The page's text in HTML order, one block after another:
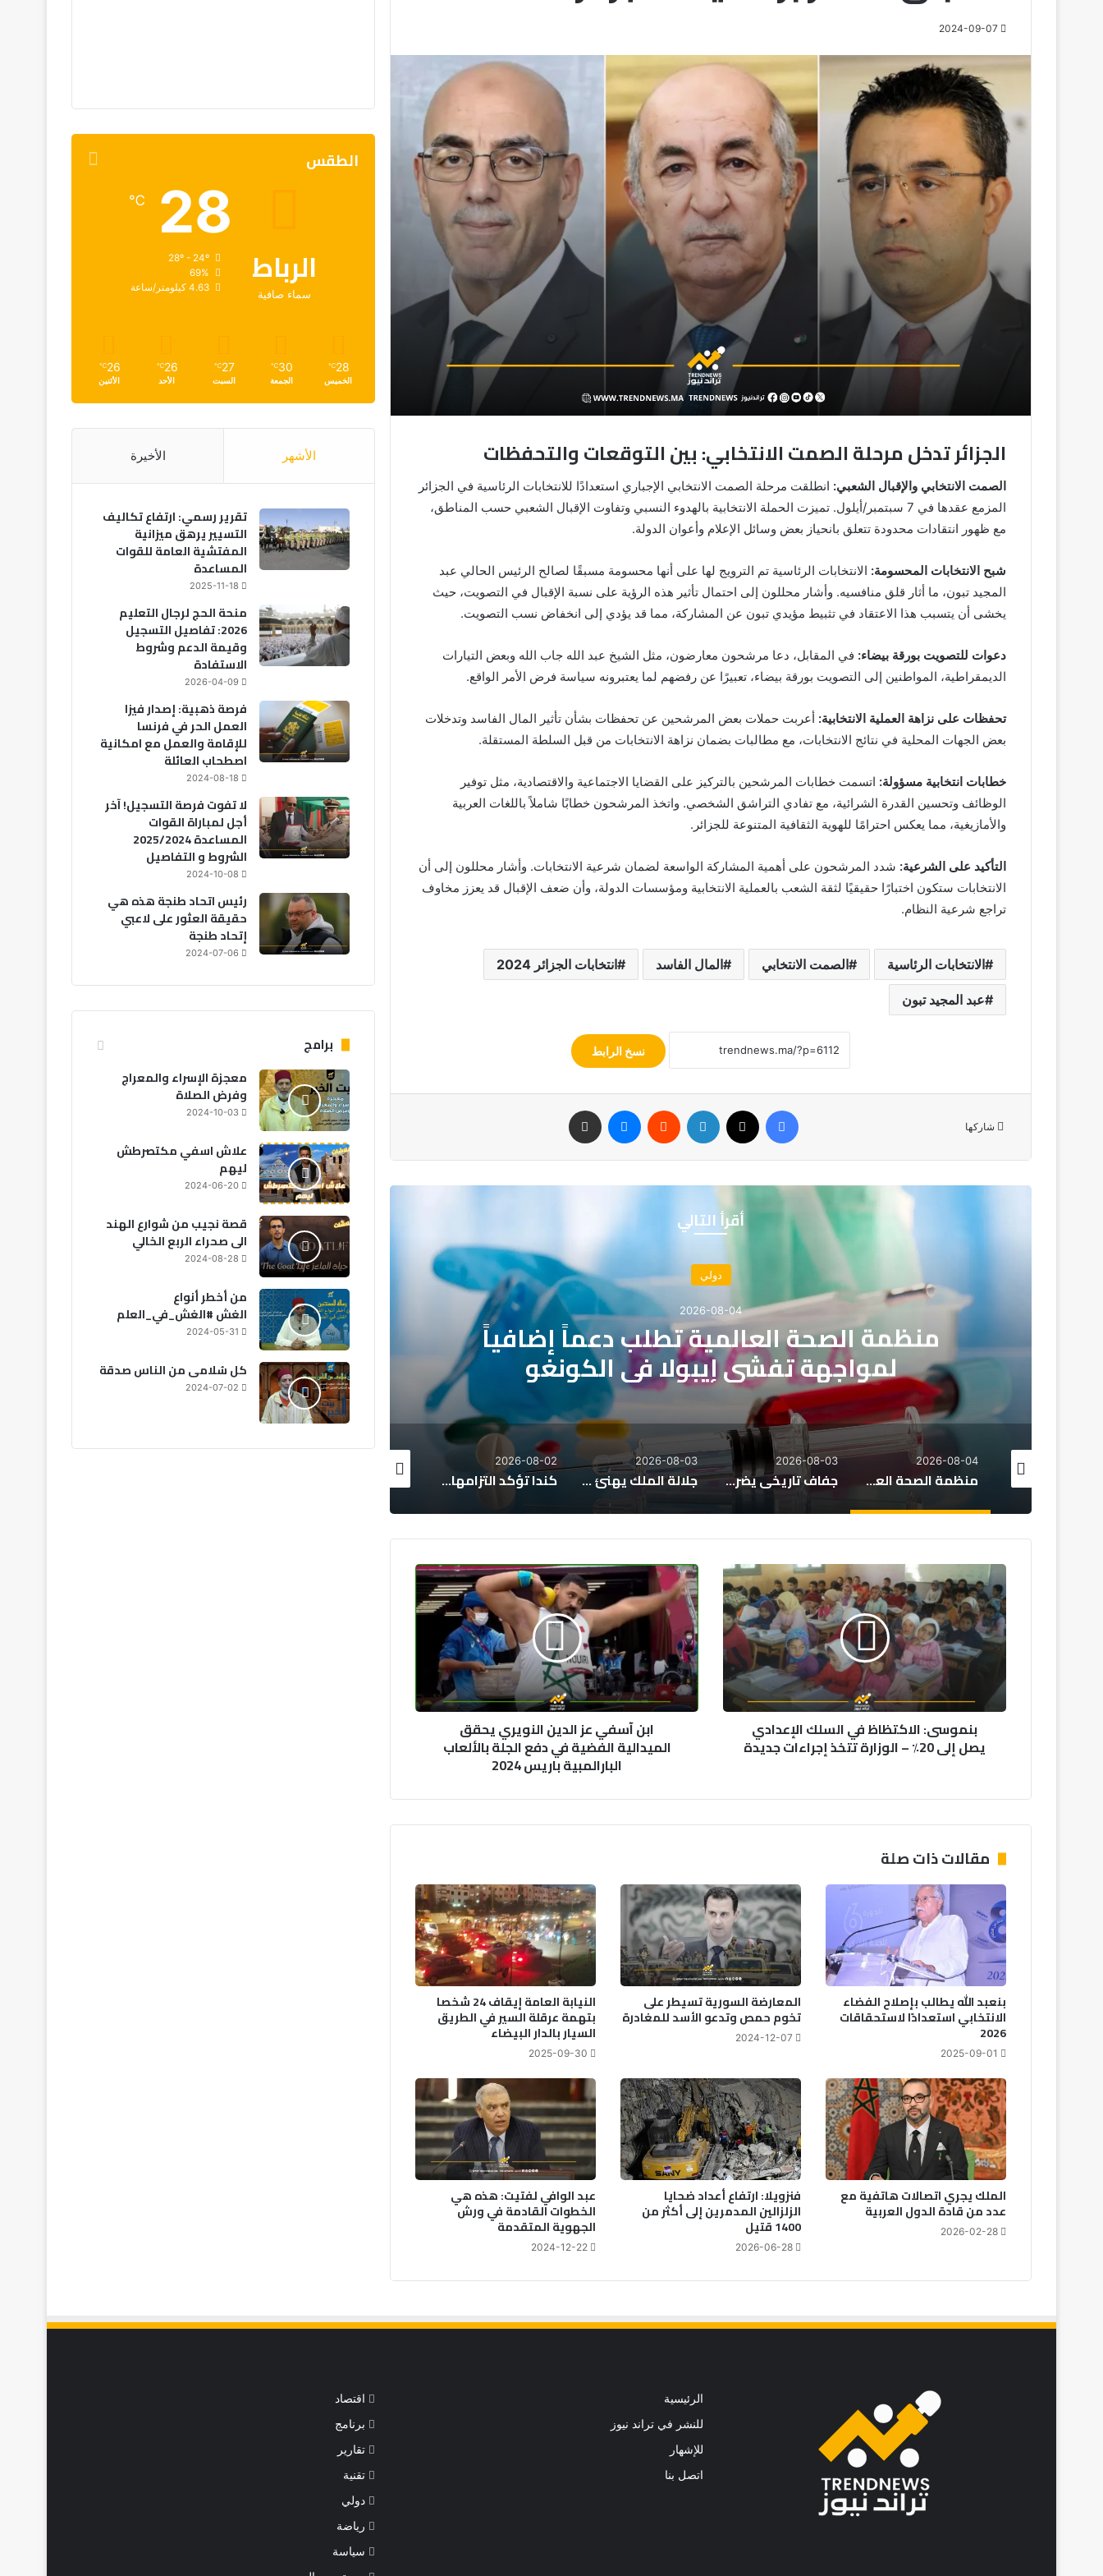
2024-09-07
الجزائر تدخل مرحلة الصمت الانتخابي: بين التوقعات والتحفظات
الصمت الانتخابي والإقبال الشعبي: انطلقت مرحلة الصمت الانتخابي الإجباري استعدادًا للانتخابات الرئاسية في الجزائر
المزمع عقدها في 7 سبتمبر/أيلول. تميزت الحملة الانتخابية بالهدوء النسبي وتفاوت الإقبال الشعبي حسب المناطق،
مع ظهور انتقادات محدودة تتعلق بانحياز بعض وسائل الإعلام وأعوان الدولة.
شبح الانتخابات المحسومة: الانتخابات الرئاسية تم الترويج لها على أنها محسومة مسبقًا لصالح الرئيس الحالي عبد
المجيد تبون، ما أثار قلق منافسيه. وأشار محللون إلى احتمال تأثير هذه الرؤية على نسبة الإقبال في التصويت، حيث
يخشى أن يتسبب هذا الاعتقاد في تثبيط مؤيدي تبون عن المشاركة، مما قد يؤدي إلى انخفاض نسب التصويت.
دعوات للتصويت بورقة بيضاء: في المقابل، دعا مرشحون معارضون، مثل الشيخ عبد الله جاب الله وبعض التيارات
الديمقراطية، المواطنين إلى التصويت بورقة بيضاء، تعبيرًا عن رفضهم لما يعتبرونه سياسة فرض الأمر الواقع.
تحفظات على نزاهة العملية الانتخابية: أعربت حملات بعض المرشحين عن تحفظات بشأن تأثير المال الفاسد وتدخلات
بعض الجهات المحلية في نتائج الانتخابات، مع مطالبات بضمان نزاهة الانتخابات من قبل السلطة المستقلة.
خطابات انتخابية مسؤولة: اتسمت خطابات المرشحين بالتركيز على القضايا الاجتماعية والاقتصادية، مثل توفير
الوظائف وتحسين القدرة الشرائية، مع تفادي التراشق الشخصي. واتخذ المرشحون خطابًا شاملاً باللغات العربية
والأمازيغية، مما يعكس احترامًا للهوية الثقافية المتنوعة للجزائر.
التأكيد على الشرعية: شدد المرشحون على أهمية المشاركة الواسعة لضمان شرعية الانتخابات. وأشار محللون إلى أن
الانتخابات ستكون اختبارًا حقيقيًا لثقة الشعب بالعملية الانتخابية ومؤسسات الدولة، وأن ضعف الإقبال قد يعزز مخاوف
تراجع شرعية النظام.
الانتخابات الرئاسية الصمت الانتخابي المال الفاسد انتخابات الجزائر 2024
عبد المجيد تبون
نسخ الرابط
شاركها
فيسبوك لينكدإن ماسنجر
أقرأ التالي
دولي
2026-08-03
جفاف تاريخي يضرب إنجلترا وويلز.. الأسوأ منذ 1836 جلالة الملك يهنئ رئيس
العيد الوطني
منظمة الصحة العالمية تطلب دعماً إضافياً لمواجهة تفشي إيبولا في الكونغو
2026-08-03
جفاف تاريخي يضرب إنجلترا وويلز.. الأسوأ منذ 1836
2026-08-03
جلالة الملك يهنئ رئيس جمهورية النيجر بمناسبة العيد الوطني لبلاده
2026-08-02
كندا تؤكد التزامها بتعزيز العلاقات المغربية الكندية وتوسيع مجالات التعاون
2026-08-02
حزب الأصالة والمعاصرة يدعو إلى مقاربة شاملة لمعالجة ملف الهجرة غير النظامية
2026-08-02
بنموسى:
الاكتظاظ
في
السلك
الإعدادي
20٪
–
الوزارةبنموسى: الاكتظاظ في السلك الإعدادي
يصل إلى 20٪ – الوزارة تتخذ إجراءات جديدة
ابن
آسفي
عز
الدين
النويري
يحقق
الميدالية
الفضية
في
باريس
ابن آسفي عز الدين النويري يحقق
الميدالية الفضية في دفع الجلة بالألعاب
البارالمبية باريس 2024
مقالات ذات صلة
بنعبد الله يطالب بإصلاح الفضاء
الانتخابي استعدادًا لاستحقاقات
2026
2025-09-01
المعارضة السورية تسيطر على
تخوم حمص وتدعو الأسد للمغادرة
2024-12-07
النيابة العامة إيقاف 24 شخصا
بتهمة عرقلة السير في الطريق
السيار بالدار البيضاء
2025-09-30
الملك يجري اتصالات هاتفية مع
عدد من قادة الدول العربية
2026-02-28
فنزويلا: ارتفاع أعداد ضحايا
الزلزالين المدمرين إلى أكثر من
1400 قتيل
2026-06-28
عبد الوافي لفتيت: هذه هي
الخطوات القادمة في ورش
الجهوية المتقدمة
2024-12-22
الطقس
الرباط
سماء صافية
28
℃
69%
4.63 كيلومتر/ساعة
28
℃
الخميس
30
℃
الجمعة
27
℃
السبت
26
℃
الأحد
26
℃
الأثنين
الأشهر الأخيرة
تقرير رسمي: ارتفاع تكاليف
التسيير يرهق ميزانية
المفتشية العامة للقوات
المساعدة
2025-11-18
منحة الحج لرجال التعليم
2026: تفاصيل التسجيل
وقيمة الدعم وشروط
الاستفادة
2026-04-09
فرصة ذهبية: إصدار فيزا
العمل الحر في فرنسا
للإقامة والعمل مع امكانية
اصطحاب العائلة
2024-08-18
لا تفوت فرصة التسجيل! آخر
أجل لمباراة القوات
المساعدة 2025/2024
الشروط و التفاصيل
2024-10-08
رئيس اتحاد طنجة هذه هي
حقيقة العثور على لاعبي
إتحاد طنجة
2024-07-06
برامج
معجزة الإسراء والمعراج
وفرض الصلاة
2024-10-03
علاش اسفي مكتصرطش
ليهم
2024-06-20
قصة نجيب من شوارع الهند
الى صحراء الربع الخالي
2024-08-28
من أخطر أنواع
الغش #الغش_في_العلم
2024-05-31
كل سُلامى من الناس صدقة
2024-07-02
الرئيسية
للنشر في تراند نيوز
للإشهار
اتصل بنا
اقتصاد
برنامج
تقارير
تقنية
دولي
رياضة
سياسة